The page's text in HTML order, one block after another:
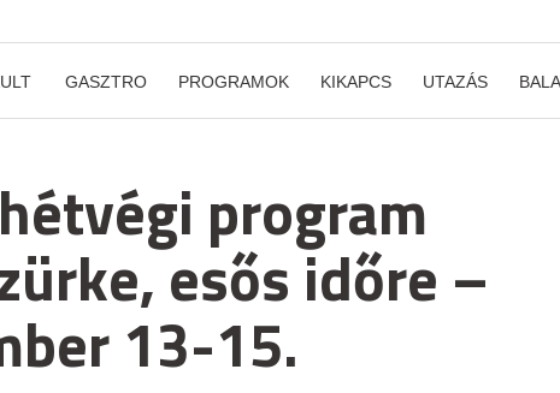
GASZTRO PROGRAMOK KIKAPCS UTAZÁS
program
esős időre –
13-15.